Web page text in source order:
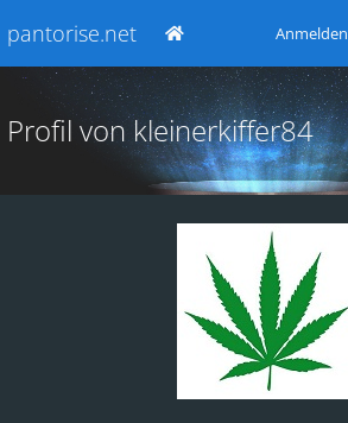
pantorise.net Anmelden
Profil von kleinerkiffer84